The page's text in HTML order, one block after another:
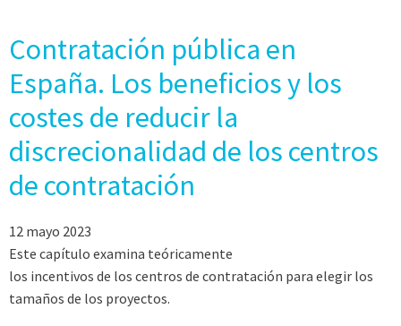
Contratación pública en
España. Los beneficios y los
costes de reducir la
discrecionalidad de los centros
de contratación
12 mayo 2023
Este capítulo examina teóricamente
los incentivos de los centros de contratación para elegir los
tamaños de los proyectos.